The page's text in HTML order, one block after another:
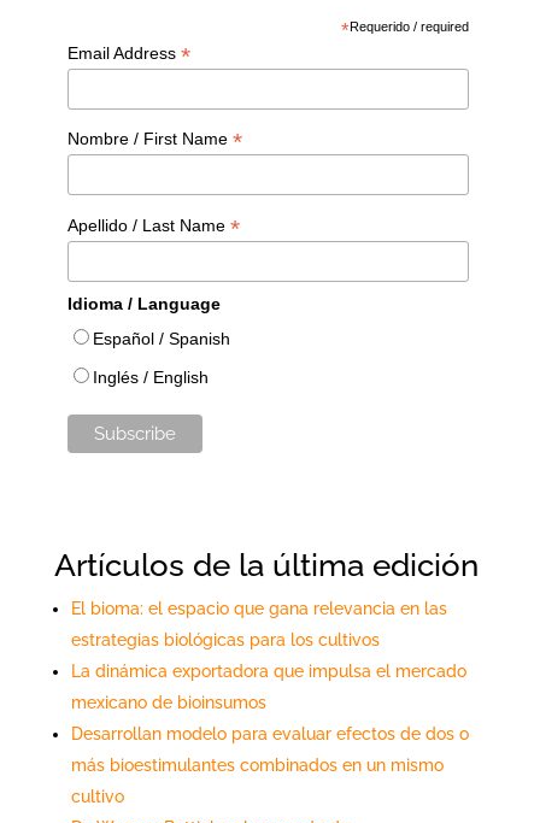
*Requerido / required
Email Address *
Nombre / First Name *
Apellido / Last Name *
Idioma / Language
Español / Spanish
Inglés / English
Artículos de la última edición
El bioma: el espacio que gana relevancia en las
estrategias biológicas para los cultivos
La dinámica exportadora que impulsa el mercado
mexicano de bioinsumos
Desarrollan modelo para evaluar efectos de dos o
más bioestimulantes combinados en un mismo
cultivo